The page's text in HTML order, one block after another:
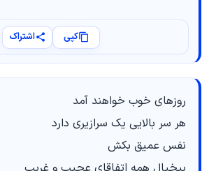
کپی اشتراک
روزهای خوب خواهند آمد
هر سر بالایی یک سرازیری دارد
نفس عمیق بکش